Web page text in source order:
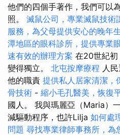
他們的四個手著作，我們可以
照。 滅鼠公司，專業滅鼠技術
服務，為父母提供安心的晚年
潭地區的眼科診所，提供專業
速有效的辦理方案 在20世紀初
變得獨立。 北屯按摩療程 人
他的職責 提供私人居家清潔，
骨技術 - 縮小毛孔醫美，恢復
國人。 我與瑪麗亞（Maria）
減驅動程序，也許Lilja 如何處
問題 尋找專業律師事務所，為